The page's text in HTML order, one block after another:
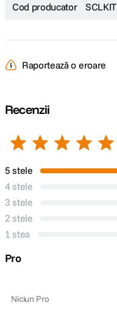
Cod producator SCLKIT
Raportează o eroare
Recenzii
5 stele
4 stele
3 stele
2 stele
1 stea
Pro
Niciun Pro